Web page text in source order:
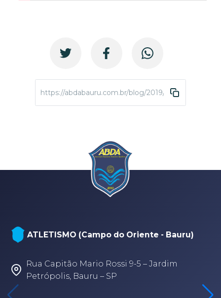
https://abdabauru.com.br/blog/2019/05/29/abda-
ATLETISMO (Campo do Oriente - Bauru)
Rua Capitão Mario Rossi 9-5 – Jardim
Petrópolis, Bauru – SP